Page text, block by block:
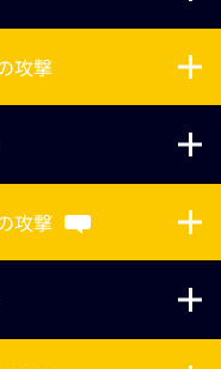
攻撃
攻撃